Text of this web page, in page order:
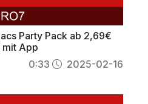
Party Pack ab 2,69€
mit App
0:33 2025-02-16